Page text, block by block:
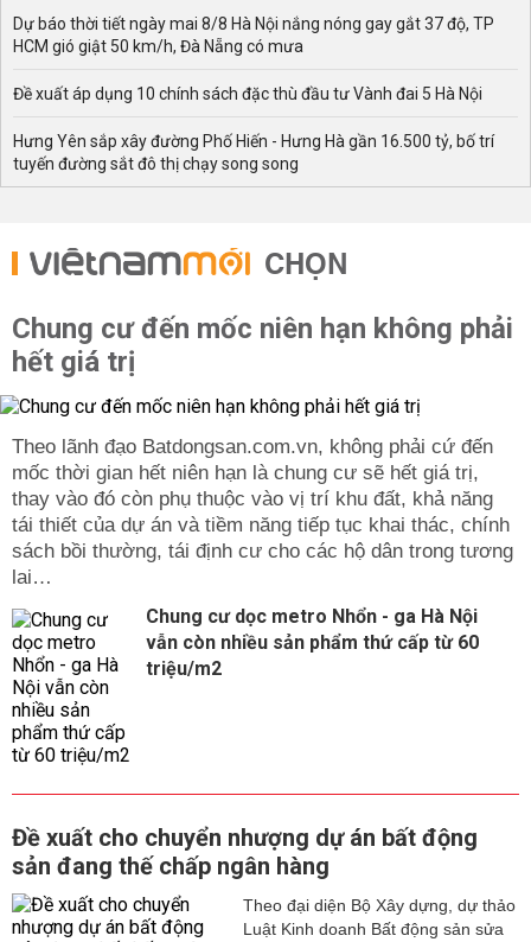
Dự báo thời tiết ngày mai 8/8 Hà Nội nắng nóng gay gắt 37 độ, TP
HCM gió giật 50 km/h, Đà Nẵng có mưa
Đề xuất áp dụng 10 chính sách đặc thù đầu tư Vành đai 5 Hà Nội
Hưng Yên sắp xây đường Phố Hiến - Hưng Hà gần 16.500 tỷ, bố trí
tuyến đường sắt đô thị chạy song song
CHỌN
Chung cư đến mốc niên hạn không phải
hết giá trị
Theo lãnh đạo Batdongsan.com.vn, không phải cứ đến
mốc thời gian hết niên hạn là chung cư sẽ hết giá trị,
thay vào đó còn phụ thuộc vào vị trí khu đất, khả năng
tái thiết của dự án và tiềm năng tiếp tục khai thác, chính
sách bồi thường, tái định cư cho các hộ dân trong tương
lai…
Chung cư dọc metro Nhổn - ga Hà Nội
vẫn còn nhiều sản phẩm thứ cấp từ 60
triệu/m2
Đề xuất cho chuyển nhượng dự án bất động
sản đang thế chấp ngân hàng
Theo đại diện Bộ Xây dựng, dự thảo
Luật Kinh doanh Bất động sản sửa